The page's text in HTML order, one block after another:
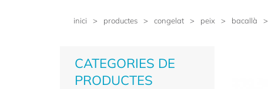
inici > productes > congelat > peix > bacallà >
CATEGORIES DE
PRODUCTES